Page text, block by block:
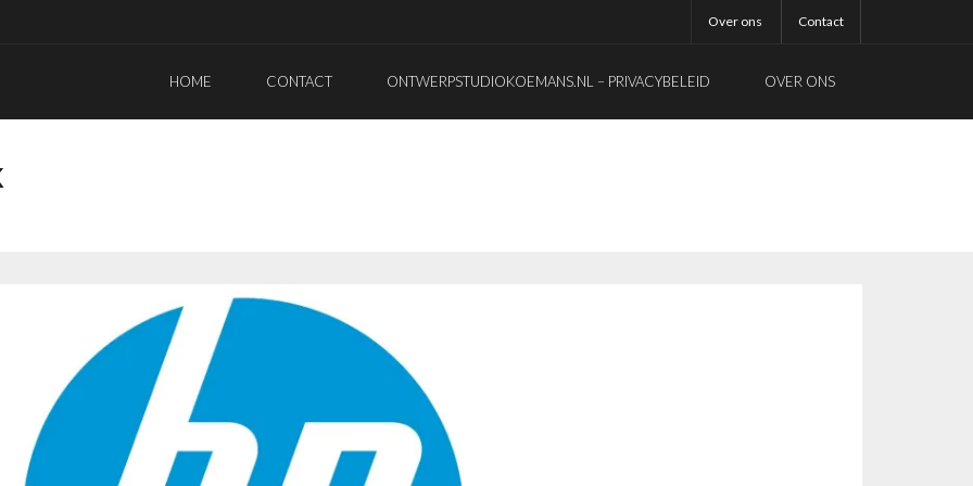
Over ons Contact
HOME CONTACT ONTWERPSTUDIOKOEMANS.NL – PRIVACYBELEID OVER ONS